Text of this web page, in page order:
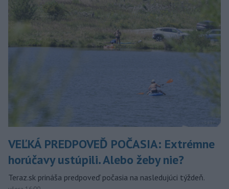
VEĽKÁ PREDPOVEĎ POČASIA: Extrémne
horúčavy ustúpili. Alebo žeby nie?
Teraz.sk prináša predpoveď počasia na nasledujúci týždeň.